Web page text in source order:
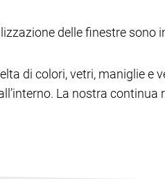
delle finestre sono
di colori, vetri, maniglie
La nostra